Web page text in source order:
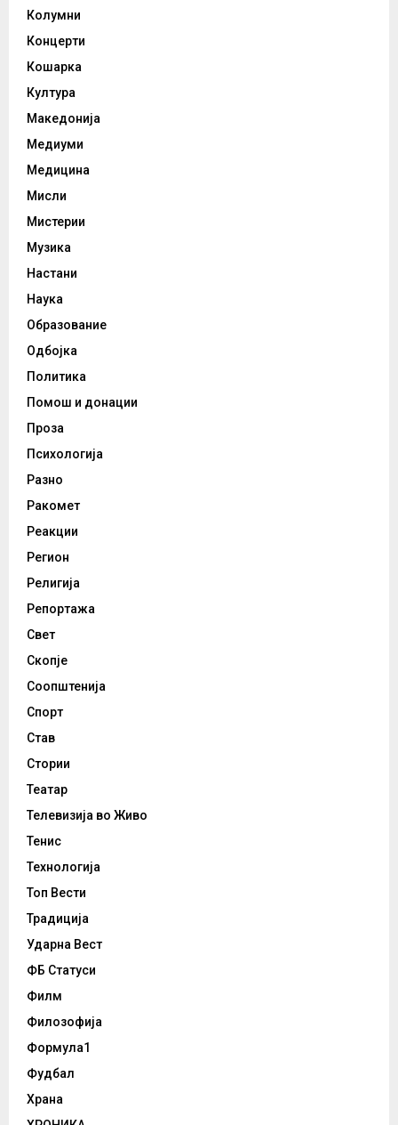
Колумни
Концерти
Кошарка
Култура
Македонија
Медиуми
Медицина
Мисли
Мистерии
Музика
Настани
Наука
Образование
Одбојка
Политика
Помош и донации
Проза
Психологија
Разно
Ракомет
Реакции
Регион
Религија
Репортажа
Свет
Скопје
Соопштенија
Спорт
Став
Стории
Театар
Телевизија во Живо
Тенис
Технологија
Топ Вести
Традиција
Ударна Вест
ФБ Статуси
Филм
Филозофија
Формула1
Фудбал
Храна